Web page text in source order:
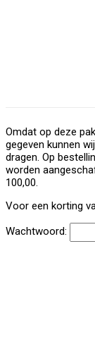
Omdat op deze
gegeven kunnen
dragen. Op
worden
100,00.
Voor een korting
Wachtwoord: